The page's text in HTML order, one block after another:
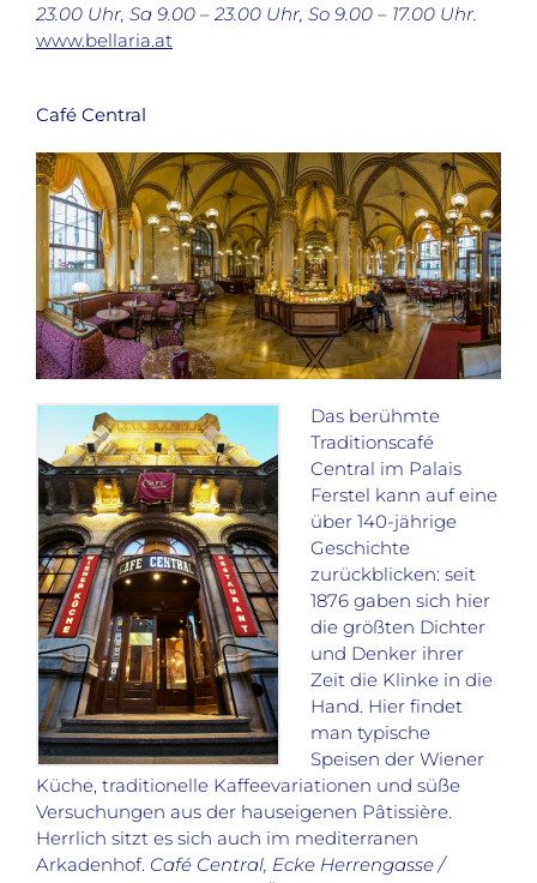
23.00 Uhr, Sa 9.00 – 23.00 Uhr, So 9.00 – 17.00 Uhr.
www.bellaria.at
Café Central
Das berühmte
Traditionscafé
Central im Palais
Ferstel kann auf eine
über 140-jährige
Geschichte
zurückblicken: seit
1876 gaben sich hier
die größten Dichter
und Denker ihrer
Zeit die Klinke in die
Hand. Hier findet
man typische
Speisen der Wiener
Küche, traditionelle Kaffeevariationen und süße
Versuchungen aus der hauseigenen Pâtissière.
Herrlich sitzt es sich auch im mediterranen
Arkadenhof. Café Central, Ecke Herrengasse /